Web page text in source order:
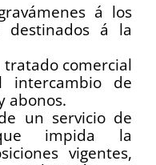
á los
destinados á la
tratado comercial
intercambio de
abonos.
un servicio de
que impida la
vigentes,